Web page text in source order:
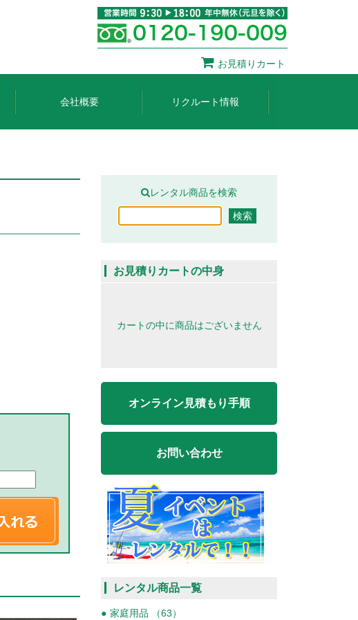
お見積りカート
会社概要 リクルート情報
レンタル商品を検索
お見積りカートの中身
カートの中に商品はございません
オンライン見積もり手順
お問い合わせ
レンタル商品一覧
家庭用品 （63）